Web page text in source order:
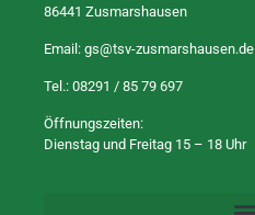
86441 Zusmarshausen
Email: gs@tsv-zusmarshausen.de
Tel.: 08291 / 85 79 697
Öffnungszeiten:
Dienstag und Freitag 15 – 18 Uhr